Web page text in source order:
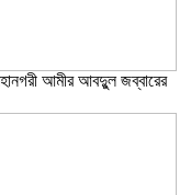
আমীর আবদুুল জব্বারের